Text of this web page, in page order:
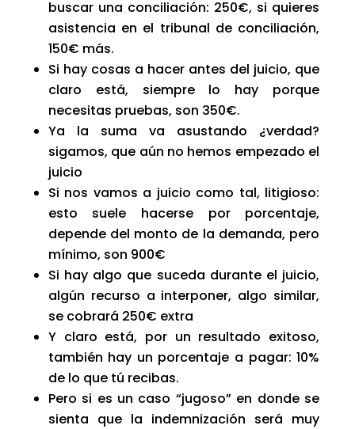
buscar una conciliación: 250€, si quieres
asistencia en el tribunal de conciliación,
150€ más.
Si hay cosas a hacer antes del juicio, que
claro está, siempre lo hay porque
necesitas pruebas, son 350€.
Ya la suma va asustando ¿verdad?
sigamos, que aún no hemos empezado el
juicio
Si nos vamos a juicio como tal, litigioso:
esto suele hacerse por porcentaje,
depende del monto de la demanda, pero
mínimo, son 900€
Si hay algo que suceda durante el juicio,
algún recurso a interponer, algo similar,
se cobrará 250€ extra
Y claro está, por un resultado exitoso,
también hay un porcentaje a pagar: 10%
de lo que tú recibas.
Pero si es un caso “jugoso” en donde se
sienta que la indemnización será muy